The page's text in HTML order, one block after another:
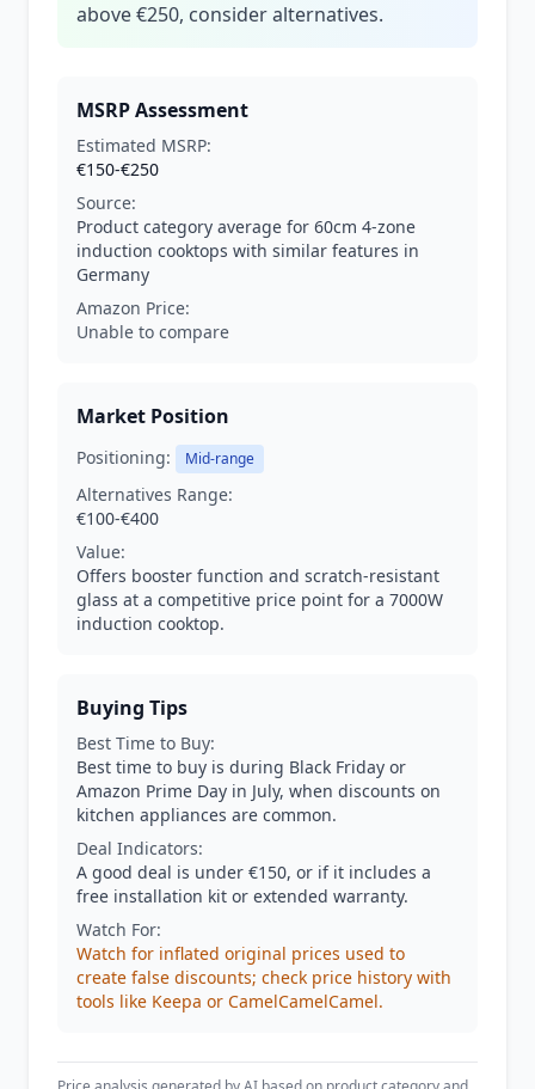
above €250, consider alternatives.
MSRP Assessment
Estimated MSRP:
€150-€250
Source:
Product category average for 60cm 4-zone
induction cooktops with similar features in
Germany
Amazon Price:
Unable to compare
Market Position
Positioning: Mid-range
Alternatives Range:
€100-€400
Value:
Offers booster function and scratch-resistant
glass at a competitive price point for a 7000W
induction cooktop.
Buying Tips
Best Time to Buy:
Best time to buy is during Black Friday or
Amazon Prime Day in July, when discounts on
kitchen appliances are common.
Deal Indicators:
A good deal is under €150, or if it includes a
free installation kit or extended warranty.
Watch For:
Watch for inflated original prices used to
create false discounts; check price history with
tools like Keepa or CamelCamelCamel.